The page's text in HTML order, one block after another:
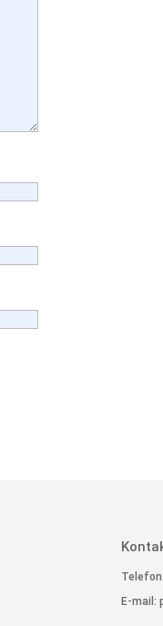
E-mail: